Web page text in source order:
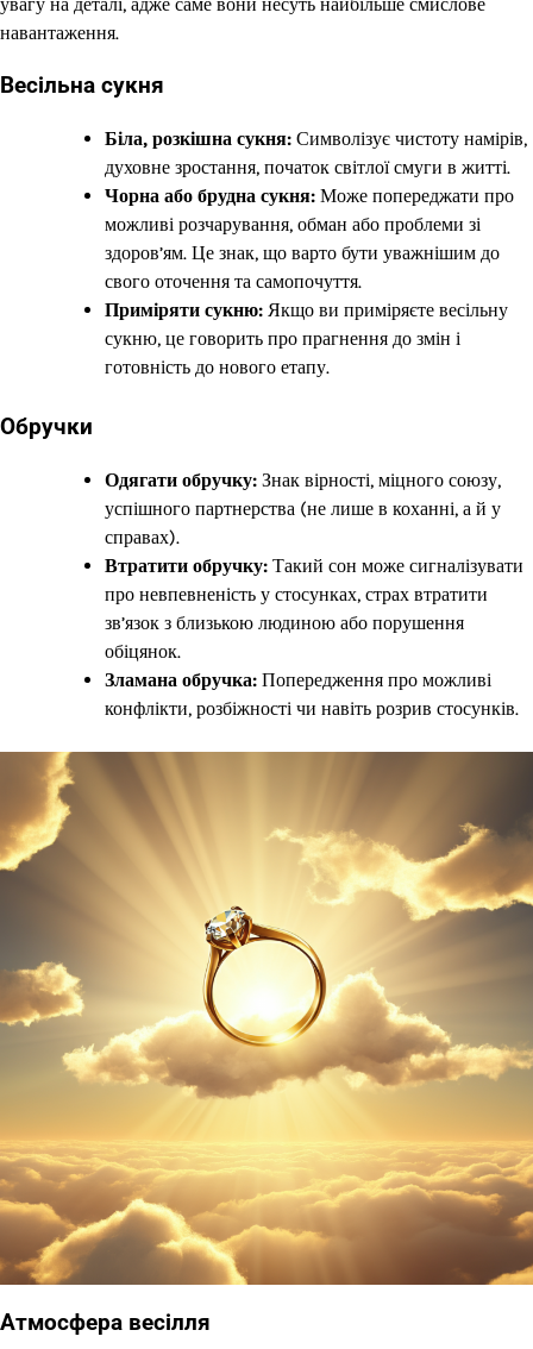
навантаження.
Весільна сукня
Біла, розкішна сукня: Символізує чистоту намірів,
духовне зростання, початок світлої смуги в житті.
Чорна або брудна сукня: Може попереджати про
можливі розчарування, обман або проблеми зі
здоров’ям. Це знак, що варто бути уважнішим до
свого оточення та самопочуття.
Приміряти сукню: Якщо ви приміряєте весільну
сукню, це говорить про прагнення до змін і
готовність до нового етапу.
Обручки
Одягати обручку: Знак вірності, міцного союзу,
успішного партнерства (не лише в коханні, а й у
справах).
Втратити обручку: Такий сон може сигналізувати
про невпевненість у стосунках, страх втратити
зв’язок з близькою людиною або порушення
обіцянок.
Зламана обручка: Попередження про можливі
конфлікти, розбіжності чи навіть розрив стосунків.
Атмосфера весілля